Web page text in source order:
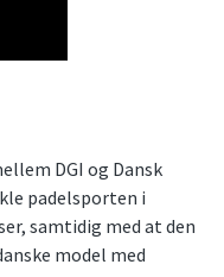
DGI og Dansk
padelsporten i
samtidig med at den
model med